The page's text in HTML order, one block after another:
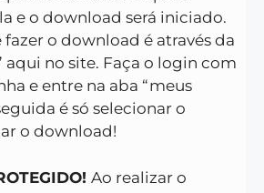
e o download será iniciado.
o download é através da
aqui no site. Faça o login com
e entre na aba “meus
é só selecionar o
o download!
Ao realizar o